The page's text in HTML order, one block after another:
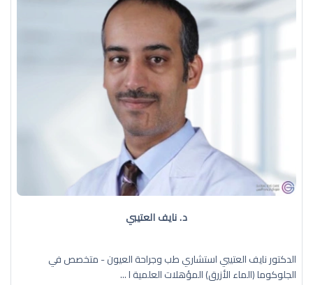
د. نايف العتيبي
الدكتور نايف العتيبي استشاري طب وجراحة العيون - متخصص في
الجلوكوما (الماء الأزرق) المؤهلات العلمية ا ...